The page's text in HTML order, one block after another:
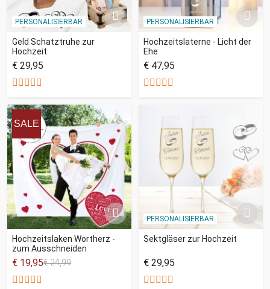
PERSONALISIERBAR
Geld Schatztruhe zur
Hochzeit
€ 29,95
PERSONALISIERBAR
Hochzeitslaterne - Licht der
Ehe
€ 47,95
SALE
Hochzeitslaken Wortherz -
zum Ausschneiden
€ 19,95€ 24,99
PERSONALISIERBAR
Sektgläser zur Hochzeit
€ 29,95